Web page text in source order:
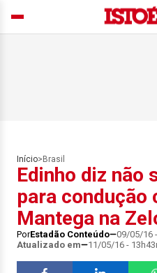
Início> Brasil
Edinho diz não
para condução
Mantega na
PorEstadão Conteúdo 09/05/16
Atualizado em
11/05/16 -